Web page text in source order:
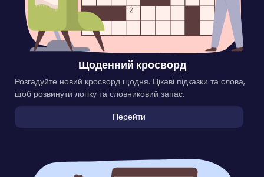
Щоденний кросворд
Розгадуйте новий кросворд щодня. Цікаві підказки та слова,
щоб розвинути логіку та словниковий запас.
Перейти